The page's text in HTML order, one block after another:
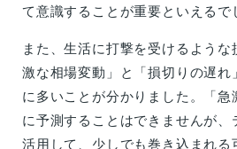
て意識することが重要といえるで
また、生活に打撃を受けるよう
激な相場変動」と「損切りの遅れ
に多いことが分かりました。「急
に予測することはできませんが、
活用して、少しでも巻き込まれる